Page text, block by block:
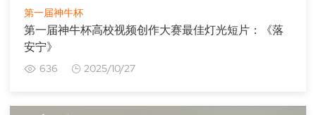
第一届神牛杯
第一届神牛杯高校视频创作大赛最佳灯光短片：《落
安宁》
636 2025/10/27